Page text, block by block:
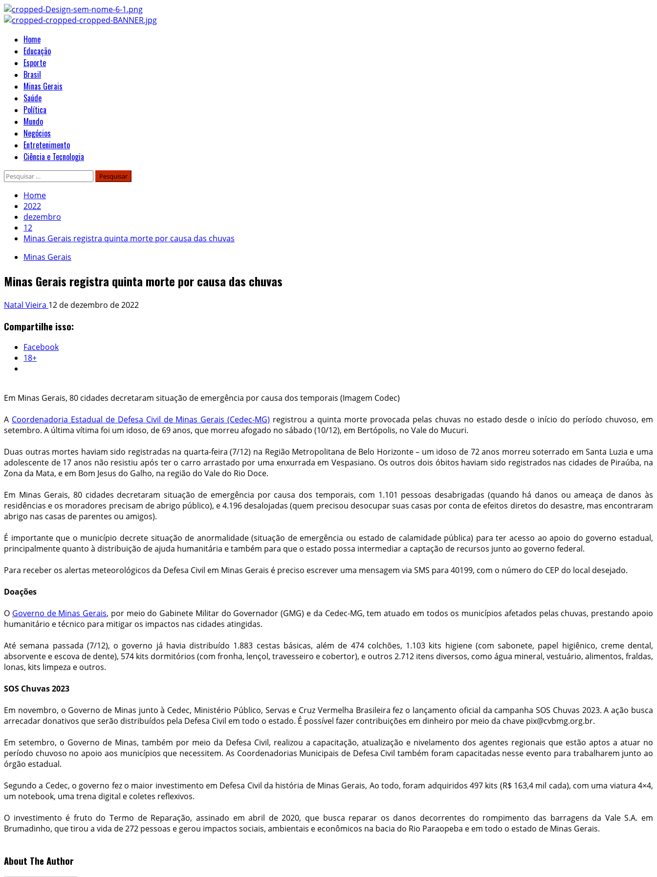
Skip
to
Primary
Menu
Home
Educação
Esporte
Brasil
Minas Gerais
Saúde
Política
Mundo
Negócios
Entretenimento
Ciência e Tecnologia
Pesquisar
Home
2022
dezembro
12
Minas Gerais registra quinta morte por causa das chuvas
Minas Gerais
Minas Gerais registra quinta morte por causa das chuvas
Natal Vieira 12 de dezembro de 2022
Compartilhe isso:
Facebook
18+
Em Minas Gerais, 80 cidades decretaram situação de emergência por causa dos temporais (Imagem Codec)
A Coordenadoria Estadual de Defesa Civil de Minas Gerais (Cedec-MG) registrou a quinta morte provocada pelas chuvas no estado desde o início do período chuvoso, em
setembro. A última vítima foi um idoso, de 69 anos, que morreu afogado no sábado (10/12), em Bertópolis, no Vale do Mucuri.
Duas outras mortes haviam sido registradas na quarta-feira (7/12) na Região Metropolitana de Belo Horizonte – um idoso de 72 anos morreu soterrado em Santa Luzia e uma
adolescente de 17 anos não resistiu após ter o carro arrastado por uma enxurrada em Vespasiano. Os outros dois óbitos haviam sido registrados nas cidades de Piraúba, na
Zona da Mata, e em Bom Jesus do Galho, na região do Vale do Rio Doce.
Em Minas Gerais, 80 cidades decretaram situação de emergência por causa dos temporais, com 1.101 pessoas desabrigadas (quando há danos ou ameaça de danos às
residências e os moradores precisam de abrigo público), e 4.196 desalojadas (quem precisou desocupar suas casas por conta de efeitos diretos do desastre, mas encontraram
abrigo nas casas de parentes ou amigos).
É importante que o município decrete situação de anormalidade (situação de emergência ou estado de calamidade pública) para ter acesso ao apoio do governo estadual,
principalmente quanto à distribuição de ajuda humanitária e também para que o estado possa intermediar a captação de recursos junto ao governo federal.
Para receber os alertas meteorológicos da Defesa Civil em Minas Gerais é preciso escrever uma mensagem via SMS para 40199, com o número do CEP do local desejado.
Doações
O Governo de Minas Gerais, por meio do Gabinete Militar do Governador (GMG) e da Cedec-MG, tem atuado em todos os municípios afetados pelas chuvas, prestando apoio
humanitário e técnico para mitigar os impactos nas cidades atingidas.
Até semana passada (7/12), o governo já havia distribuído 1.883 cestas básicas, além de 474 colchões, 1.103 kits higiene (com sabonete, papel higiênico, creme dental,
absorvente e escova de dente), 574 kits dormitórios (com fronha, lençol, travesseiro e cobertor), e outros 2.712 itens diversos, como água mineral, vestuário, alimentos, fraldas,
lonas, kits limpeza e outros.
SOS Chuvas 2023
Em novembro, o Governo de Minas junto à Cedec, Ministério Público, Servas e Cruz Vermelha Brasileira fez o lançamento oficial da campanha SOS Chuvas 2023. A ação busca
arrecadar donativos que serão distribuídos pela Defesa Civil em todo o estado. É possível fazer contribuições em dinheiro por meio da chave pix@cvbmg.org.br.
Em setembro, o Governo de Minas, também por meio da Defesa Civil, realizou a capacitação, atualização e nivelamento dos agentes regionais que estão aptos a atuar no
período chuvoso no apoio aos municípios que necessitem. As Coordenadorias Municipais de Defesa Civil também foram capacitadas nesse evento para trabalharem junto ao
órgão estadual.
Segundo a Cedec, o governo fez o maior investimento em Defesa Civil da história de Minas Gerais, Ao todo, foram adquiridos 497 kits (R$ 163,4 mil cada), com uma viatura 4×4,
um notebook, uma trena digital e coletes reflexivos.
O investimento é fruto do Termo de Reparação, assinado em abril de 2020, que busca reparar os danos decorrentes do rompimento das barragens da Vale S.A. em
Brumadinho, que tirou a vida de 272 pessoas e gerou impactos sociais, ambientais e econômicos na bacia do Rio Paraopeba e em todo o estado de Minas Gerais.
About The Author